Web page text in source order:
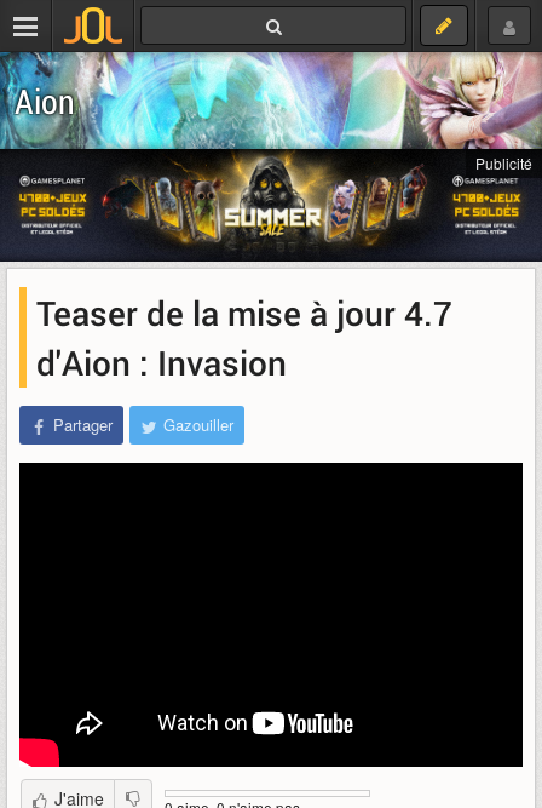
Aion
Publicité
Teaser de la mise à jour 4.7
d'Aion : Invasion
Partager Gazouiller
J'aime